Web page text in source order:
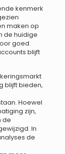
kenmerk
maken op
de huidige
goed
blijft
blijft bieden,
Hoewel
zijn,
de
In
de